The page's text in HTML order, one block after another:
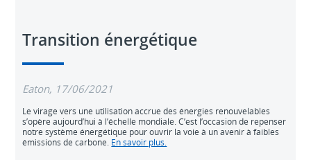
Transition énergétique
Eaton, 17/06/2021
Le virage vers une utilisation accrue des énergies renouvelables
s’opère aujourd’hui à l’échelle mondiale. C’est l’occasion de repenser
notre système énergétique pour ouvrir la voie à un avenir à faibles
émissions de carbone. En savoir plus.